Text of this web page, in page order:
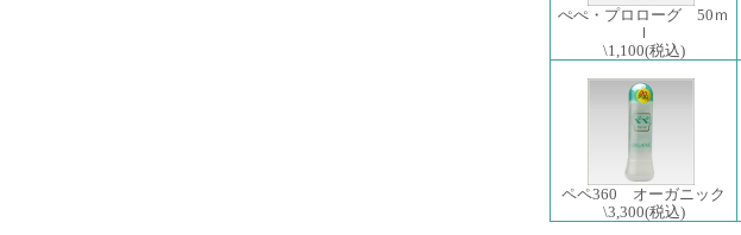
ぺぺ・プロローグ 50ｍ
ｌ
\1,100(税込)
ペペ360 オーガニック
\3,300(税込)